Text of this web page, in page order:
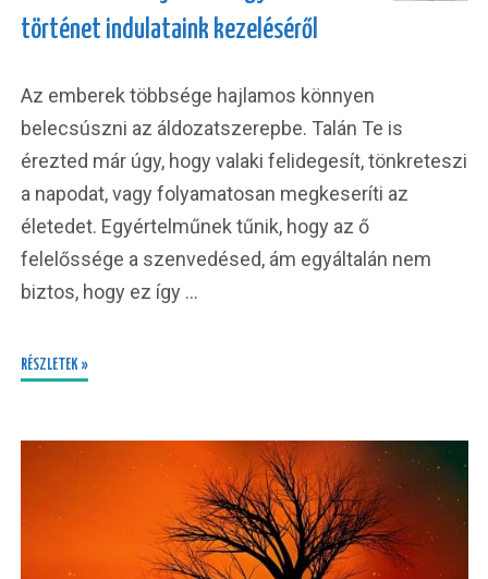
történet indulataink kezeléséről
Az emberek többsége hajlamos könnyen
belecsúszni az áldozatszerepbe. Talán Te is
érezted már úgy, hogy valaki felidegesít, tönkreteszi
a napodat, vagy folyamatosan megkeseríti az
életedet. Egyértelműnek tűnik, hogy az ő
felelőssége a szenvedésed, ám egyáltalán nem
biztos, hogy ez így …
RÉSZLETEK »